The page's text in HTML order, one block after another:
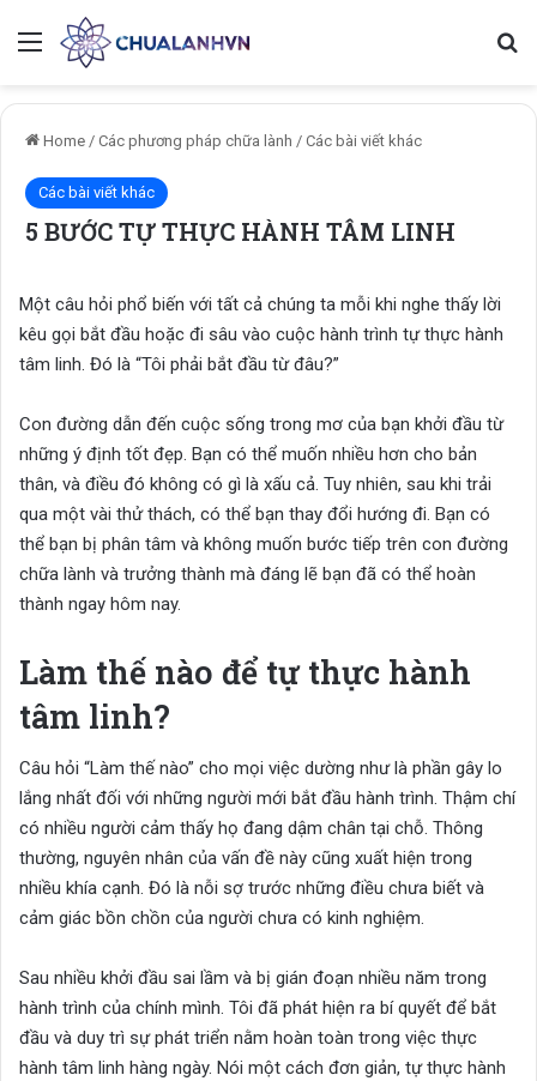
Menu
Home / Các phương pháp chữa lành / Các bài viết khác
Các bài viết khác
5 BƯỚC TỰ THỰC HÀNH TÂM LINH
Một câu hỏi phổ biến với tất cả chúng ta mỗi khi nghe thấy lời
kêu gọi bắt đầu hoặc đi sâu vào cuộc hành trình tự thực hành
tâm linh. Đó là “Tôi phải bắt đầu từ đâu?”
Con đường dẫn đến cuộc sống trong mơ của bạn khởi đầu từ
những ý định tốt đẹp. Bạn có thể muốn nhiều hơn cho bản
thân, và điều đó không có gì là xấu cả. Tuy nhiên, sau khi trải
qua một vài thử thách, có thể bạn thay đổi hướng đi. Bạn có
thể bạn bị phân tâm và không muốn bước tiếp trên con đường
chữa lành và trưởng thành mà đáng lẽ bạn đã có thể hoàn
thành ngay hôm nay.
Làm thế nào để tự thực hành
tâm linh?
Câu hỏi “Làm thế nào” cho mọi việc dường như là phần gây lo
lắng nhất đối với những người mới bắt đầu hành trình. Thậm chí
có nhiều người cảm thấy họ đang dậm chân tại chỗ. Thông
thường, nguyên nhân của vấn đề này cũng xuất hiện trong
nhiều khía cạnh. Đó là nỗi sợ trước những điều chưa biết và
cảm giác bồn chồn của người chưa có kinh nghiệm.
Sau nhiều khởi đầu sai lầm và bị gián đoạn nhiều năm trong
hành trình của chính mình. Tôi đã phát hiện ra bí quyết để bắt
đầu và duy trì sự phát triển nằm hoàn toàn trong việc thực
hành tâm linh hàng ngày. Nói một cách đơn giản, tự thực hành